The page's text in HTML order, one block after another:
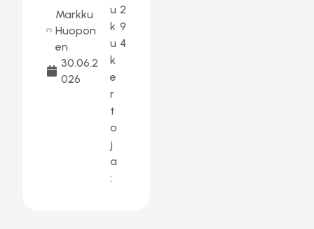
Markku
Huopon
en
30.06.2
026
u
k
u
k
e
r
t
o
j
a
:
2
9
4